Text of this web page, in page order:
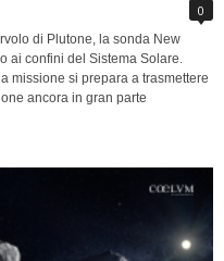
0
di Plutone, la sonda New
ai confini del Sistema Solare.
missione si prepara a trasmettere
ancora in gran parte